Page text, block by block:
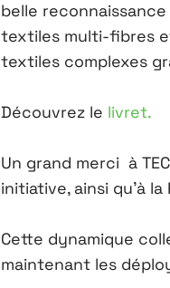
belle
textiles multi-fibres
textiles complexes
Découvrez le livret.
Un grand merci à
initiative, ainsi qu’à
Cette dynamique
maintenant les